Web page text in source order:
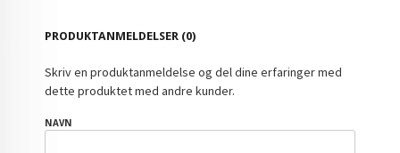
PRODUKTANMELDELSER (0)
Skriv en produktanmeldelse og del dine erfaringer med
dette produktet med andre kunder.
NAVN